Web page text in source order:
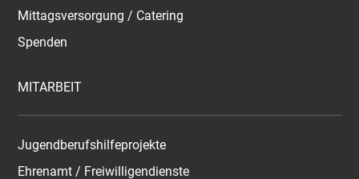
Mittagsversorgung / Catering
Spenden
MITARBEIT
Jugendberufshilfeprojekte
Ehrenamt / Freiwilligendienste